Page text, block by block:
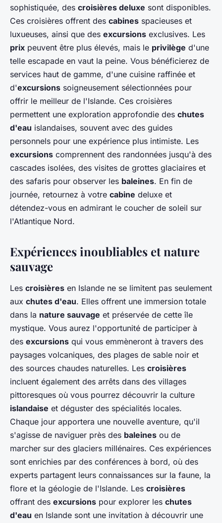
sophistiquée, des croisières deluxe sont disponibles.
Ces croisières offrent des cabines spacieuses et
luxueuses, ainsi que des excursions exclusives. Les
prix peuvent être plus élevés, mais le privilège d'une
telle escapade en vaut la peine. Vous bénéficierez de
services haut de gamme, d'une cuisine raffinée et
d'excursions soigneusement sélectionnées pour
offrir le meilleur de l'Islande. Ces croisières
permettent une exploration approfondie des chutes
d'eau islandaises, souvent avec des guides
personnels pour une expérience plus intimiste. Les
excursions comprennent des randonnées jusqu'à des
cascades isolées, des visites de grottes glaciaires et
des safaris pour observer les baleines. En fin de
journée, retournez à votre cabine deluxe et
détendez-vous en admirant le coucher de soleil sur
l'Atlantique Nord.
Expériences inoubliables et nature
sauvage
Les croisières en Islande ne se limitent pas seulement
aux chutes d'eau. Elles offrent une immersion totale
dans la nature sauvage et préservée de cette île
mystique. Vous aurez l'opportunité de participer à
des excursions qui vous emmèneront à travers des
paysages volcaniques, des plages de sable noir et
des sources chaudes naturelles. Les croisières
incluent également des arrêts dans des villages
pittoresques où vous pourrez découvrir la culture
islandaise et déguster des spécialités locales.
Chaque jour apportera une nouvelle aventure, qu'il
s'agisse de naviguer près des baleines ou de
marcher sur des glaciers millénaires. Ces expériences
sont enrichies par des conférences à bord, où des
experts partagent leurs connaissances sur la faune, la
flore et la géologie de l'Islande. Les croisières
offrant des excursions pour explorer les chutes
d'eau en Islande sont une invitation à découvrir une